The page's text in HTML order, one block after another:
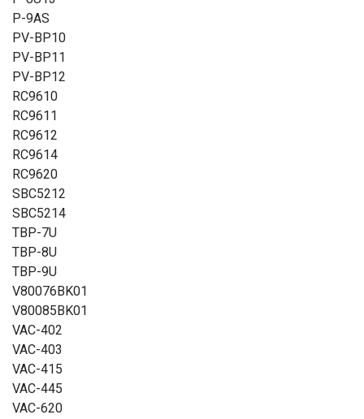
P-9AS
PV-BP10
PV-BP11
PV-BP12
RC9610
RC9611
RC9612
RC9614
RC9620
SBC5212
SBC5214
TBP-7U
TBP-8U
TBP-9U
V80076BK01
V80085BK01
VAC-402
VAC-403
VAC-415
VAC-445
VAC-620